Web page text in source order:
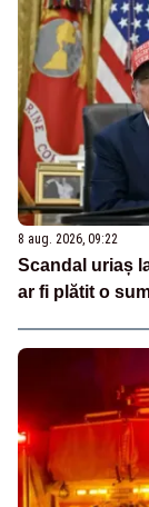
8 aug. 2026, 09:22
Scandal uriaș
ar fi plătit o